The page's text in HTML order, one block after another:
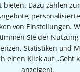
bieten. Dazu zählen
von Einstellungen.
Sie der Nutzung
Statistiken und
einen Klick auf „Geht
anzeigen).
zu zerbrechlich
MITCH45 10.01.2023